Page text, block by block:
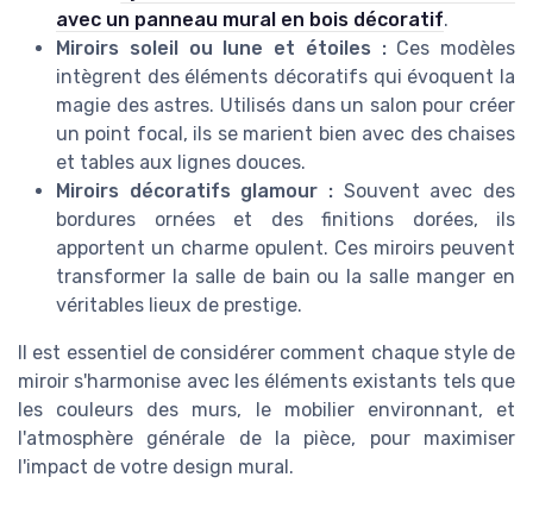
avec un panneau mural en bois décoratif.
Miroirs soleil ou lune et étoiles :Ces modèles
intègrent des éléments décoratifs qui évoquent la
magie des astres. Utilisés dans un salon pour créer
un point focal, ils se marient bien avec des chaises
et tables aux lignes douces.
Miroirs décoratifs glamour : Souvent avec des
bordures ornées et des finitions dorées, ils
apportent un charme opulent. Ces miroirs peuvent
transformer la salle de bain ou la salle manger en
véritables lieux de prestige.
Il est essentiel de considérer comment chaque style de
miroir s'harmonise avec les éléments existants tels que
les couleurs des murs, le mobilier environnant, et
l'atmosphère générale de la pièce, pour maximiser
l'impact de votre design mural.